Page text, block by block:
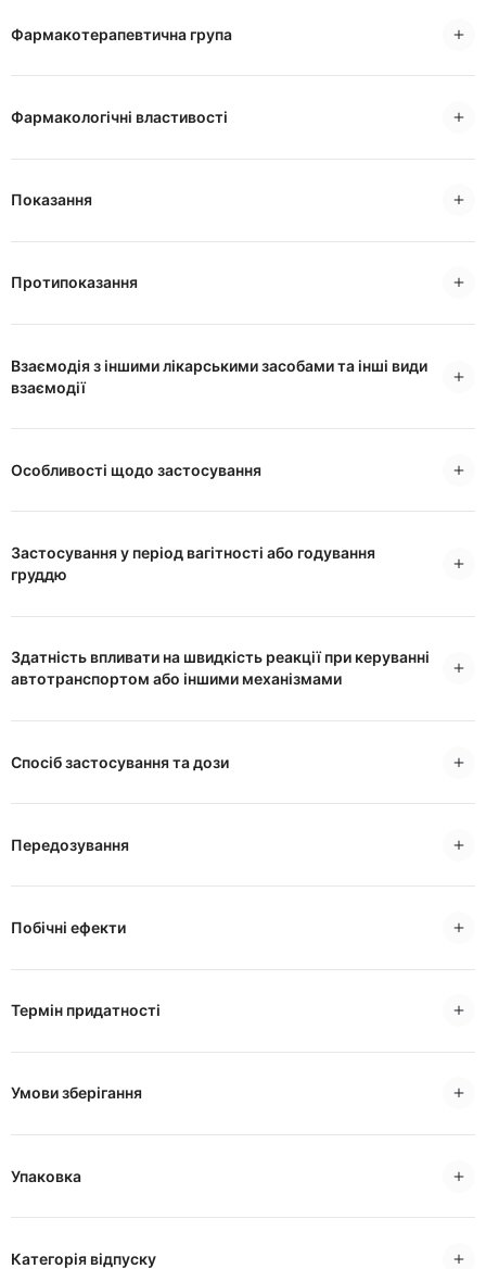
Фармакотерапевтична група
Фармакологічні властивості
Показання
Протипоказання
Взаємодія з іншими лікарськими засобами та інші види
взаємодії
Особливості щодо застосування
Застосування у період вагітності або годування
груддю
Здатність впливати на швидкість реакції при керуванні
автотранспортом або іншими механізмами
Спосіб застосування та дози
Передозування
Побічні ефекти
Термін придатності
Умови зберігання
Упаковка
Категорія відпуску